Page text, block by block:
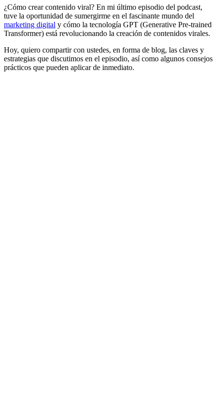
¿Cómo crear contenido viral? En mi último episodio del podcast,
tuve la oportunidad de sumergirme en el fascinante mundo del
marketing digital y cómo la tecnología GPT (Generative Pre-trained
Transformer) está revolucionando la creación de contenidos virales.
Hoy, quiero compartir con ustedes, en forma de blog, las claves y
estrategias que discutimos en el episodio, así como algunos consejos
prácticos que pueden aplicar de inmediato.